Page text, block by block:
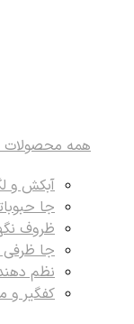
همه محصولات
آبکش و
جا
ظروف
جا ظرفی
نظم
کفگیر و